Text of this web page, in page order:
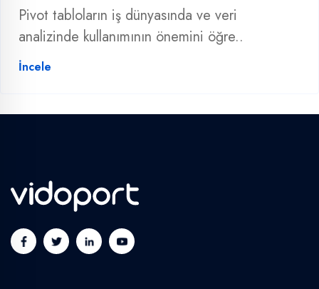
Pivot tabloların iş dünyasında ve veri
analizinde kullanımının önemini öğre..
İncele